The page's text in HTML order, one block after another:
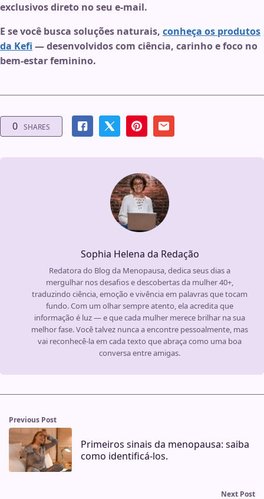
exclusivos direto no seu e-mail.
E se você busca soluções naturais, conheça os produtos
da Kefi — desenvolvidos com ciência, carinho e foco no
bem-estar feminino.
0 SHARES
Sophia Helena da Redação
Redatora do Blog da Menopausa, dedica seus dias a
mergulhar nos desafios e descobertas da mulher 40+,
traduzindo ciência, emoção e vivência em palavras que tocam
fundo. Com um olhar sempre atento, ela acredita que
informação é luz — e que cada mulher merece brilhar na sua
melhor fase. Você talvez nunca a encontre pessoalmente, mas
vai reconhecê-la em cada texto que abraça como uma boa
conversa entre amigas.
Previous Post
Primeiros sinais da menopausa: saiba
como identificá-los.
Next Post